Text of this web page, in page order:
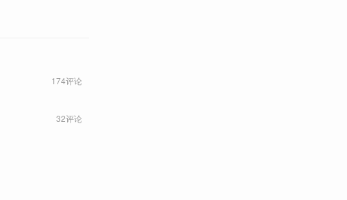
174评论
32评论